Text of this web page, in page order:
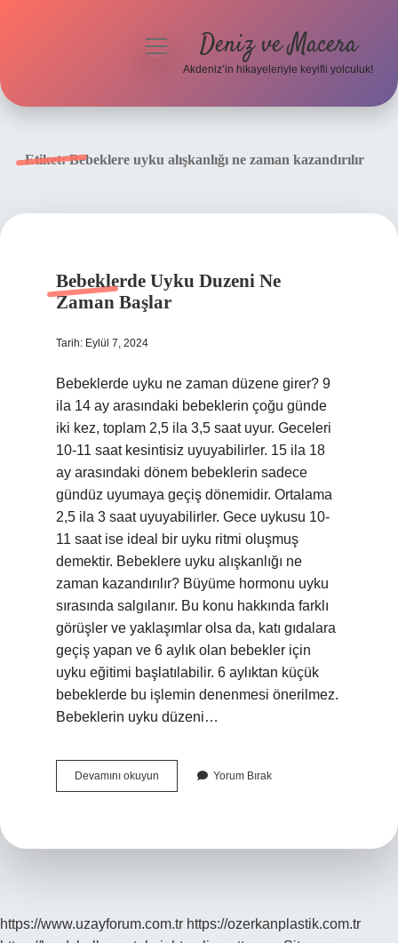
menüyü Deniz ve Macera
Akdeniz’in hikayeleriyle keyifli yolculuk!
Etiket:Bebeklere uyku alışkanlığı ne zaman kazandırılır
Bebeklerde Uyku Duzeni Ne
Zaman Başlar
Tarih: Eylül 7, 2024
Bebeklerde uyku ne zaman düzene girer? 9
ila 14 ay arasındaki bebeklerin çoğu günde
iki kez, toplam 2,5 ila 3,5 saat uyur. Geceleri
10-11 saat kesintisiz uyuyabilirler. 15 ila 18
ay arasındaki dönem bebeklerin sadece
gündüz uyumaya geçiş dönemidir. Ortalama
2,5 ila 3 saat uyuyabilirler. Gece uykusu 10-
11 saat ise ideal bir uyku ritmi oluşmuş
demektir. Bebeklere uyku alışkanlığı ne
zaman kazandırılır? Büyüme hormonu uyku
sırasında salgılanır. Bu konu hakkında farklı
görüşler ve yaklaşımlar olsa da, katı gıdalara
geçiş yapan ve 6 aylık olan bebekler için
uyku eğitimi başlatılabilir. 6 aylıktan küçük
bebeklerde bu işlemin denenmesi önerilmez.
Bebeklerin uyku düzeni…
Devamını okuyun Bebeklerde
Uyku
Yorum Bırak
https://www.uzayforum.com.tr https://ozerkanplastik.com.tr